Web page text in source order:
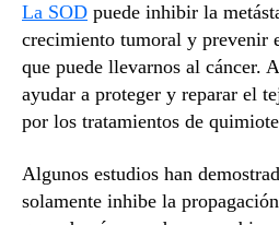
La SOD puede inhibir la
crecimiento tumoral y prevenir
que puede llevarnos al cáncer.
ayudar a proteger y reparar el
por los tratamientos de
Algunos estudios han
solamente inhibe la